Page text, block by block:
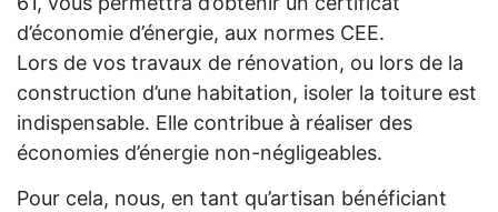
d’économie d’énergie, aux normes CEE.
Lors de vos travaux de rénovation, ou lors de la
construction d’une habitation, isoler la toiture est
indispensable. Elle contribue à réaliser des
économies d’énergie non-négligeables.
Pour cela, nous, en tant qu’artisan bénéficiant